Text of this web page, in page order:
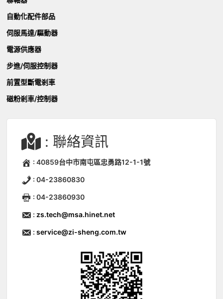
自動化配件部品
伺服馬達/驅動器
電源供應器
步進/伺服控制器
前置型斷電剎車
磁粉剎車/控制器
: 聯絡資訊
: 40859台中市南屯區忠勇路12-1-1號
: 04-23860830
: 04-23860930
: zs.tech@msa.hinet.net
:service@zi-sheng.com.tw